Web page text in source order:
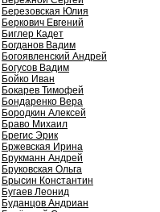
Березовская Юлия
Беркович Евгений
Биглер Кадет
Богданов Вадим
Богоявленский Андрей
Богусов Вадим
Бойко Иван
Бокарев Тимофей
Бондаренко Вера
Бородкин Алексей
Браво Михаил
Брегис Эрик
Бржевская Ирина
Брукманн Андрей
Бруковская Ольга
Брысин Константин
Бугаев Леонид
Буданцов Андриан